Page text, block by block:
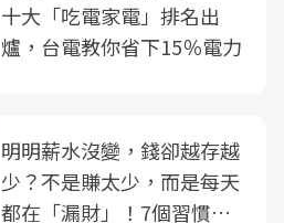
十大「吃電家電」排名出
爐，台電教你省下15％電力
明明薪水沒變，錢卻越存越
少？不是賺太少，而是每天
都在「漏財」！7個習慣一